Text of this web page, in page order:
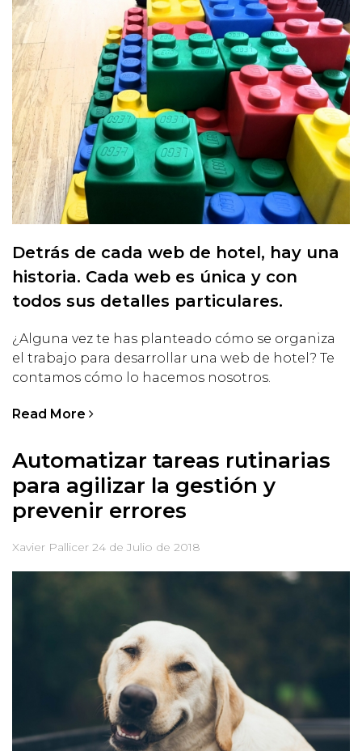
Detrás de cada web de hotel, hay una
historia. Cada web es única y con
todos sus detalles particulares.
¿Alguna vez te has planteado cómo se organiza
el trabajo para desarrollar una web de hotel? Te
contamos cómo lo hacemos nosotros.
Read More
Automatizar tareas rutinarias
para agilizar la gestión y
prevenir errores
Xavier Pallicer 24 de Julio de 2018